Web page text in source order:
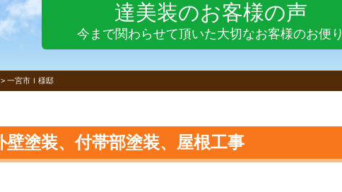
達美装のお客様の声
今まで関わらせて頂いた大切なお客様のお便り
> 一宮市Ｉ様邸
塗装、付帯部塗装、屋根工事